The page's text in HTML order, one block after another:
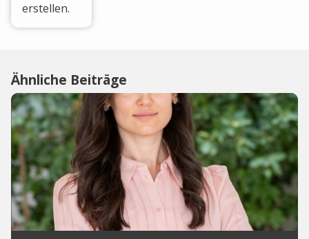
erstellen.
Ähnliche Beiträge